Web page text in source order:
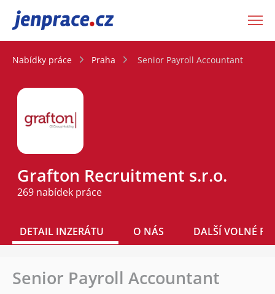
JenPráce.cz
Nabídky práce Praha Senior Payroll Accountant
Grafton Recruitment s.r.o.
269 nabídek práce
DETAIL INZERÁTU O NÁS DALŠÍ VOLNÉ
Senior Payroll Accountant